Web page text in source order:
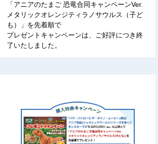
「アニアのたまご 恐竜合同キャンペーンVer.
メタリックオレンジティラノサウルス（子ど
も）」を先着順で
プレゼントキャンペーンは、ご好評につき終
了いたしました。